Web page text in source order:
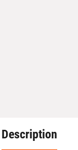
Description